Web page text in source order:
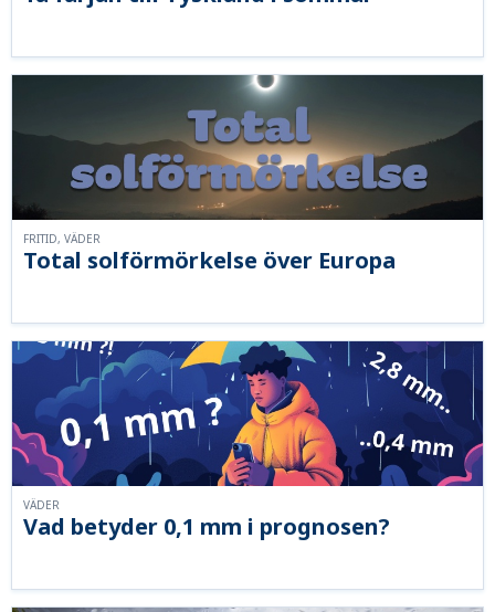
Total solförmörkelse över Europa
FRITID, VÄDER
Vad betyder 0,1 mm i prognosen?
VÄDER